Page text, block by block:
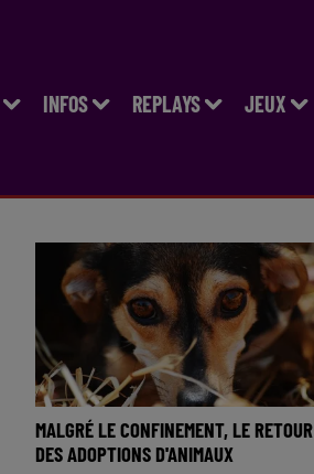
INFOS REPLAYS JEUX
MALGRÉ LE CONFINEMENT, LE RETOUR
DES ADOPTIONS D'ANIMAUX